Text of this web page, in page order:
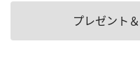
プレゼント